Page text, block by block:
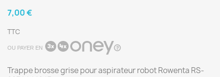
7,00 €
TTC
OU PAYER EN
Trappe brosse grise pour aspirateur robot Rowenta RS-